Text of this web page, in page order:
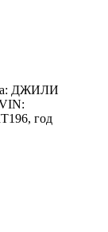
ДЖИЛИ
год